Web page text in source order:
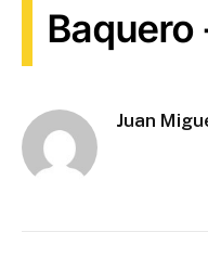
Baquero
Juan